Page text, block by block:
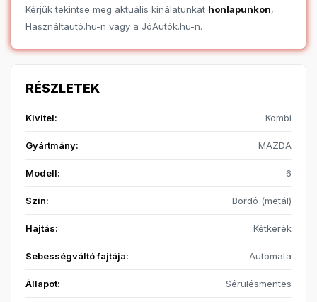
Kérjük tekintse meg aktuális kínálatunkat honlapunkon,
Használtautó.hu-n vagy a JóAutók.hu-n.
RÉSZLETEK
Kivitel: Kombi
Gyártmány: MAZDA
Modell: 6
Szín: Bordó (metál)
Hajtás: Kétkerék
Sebességváltó fajtája: Automata
Állapot: Sérülésmentes